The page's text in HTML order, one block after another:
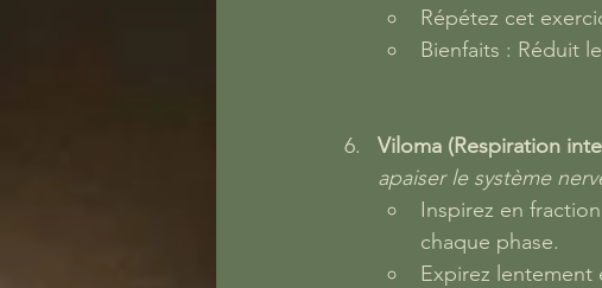
Répétez cet
Bienfaits : Réduit
Viloma (Respiration
apaiser le système
Inspirez en
chaque phase.
Expirez lentement